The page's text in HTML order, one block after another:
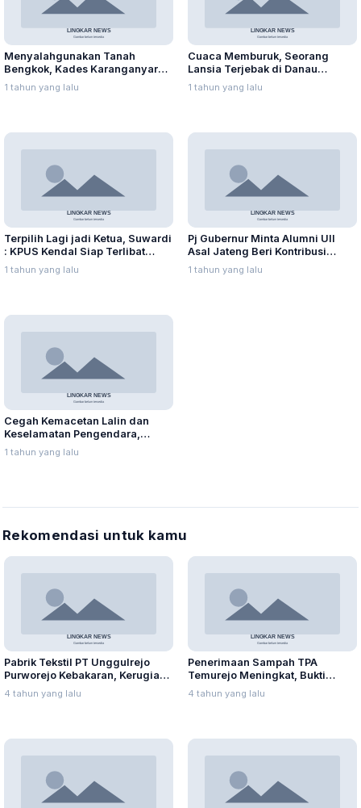
Menyalahgunakan Tanah
Bengkok, Kades Karanganyar
Ditangkap Kejari
1 tahun yang lalu
Cuaca Memburuk, Seorang
Lansia Terjebak di Danau
Rawapening Saat Mencari
Enceng Gondok
1 tahun yang lalu
Terpilih Lagi jadi Ketua, Suwardi
: KPUS Kendal Siap Terlibat
Suplai Telur untuk MBG
1 tahun yang lalu
Pj Gubernur Minta Alumni UII
Asal Jateng Beri Kontribusi
dalam Pembangunan Daerah
1 tahun yang lalu
Cegah Kemacetan Lalin dan
Keselamatan Pengendara,
Polres Batang Batasi Truk
Sumbu Tiga Melintas di Pantura
1 tahun yang lalu
Rekomendasi untuk kamu
Pabrik Tekstil PT Unggulrejo
Purworejo Kebakaran, Kerugian
Capai Puluhan Juta Rupiah
4 tahun yang lalu
Penerimaan Sampah TPA
Temurejo Meningkat, Bukti
Masyarakat Blora Peduli
Kebersihan
4 tahun yang lalu